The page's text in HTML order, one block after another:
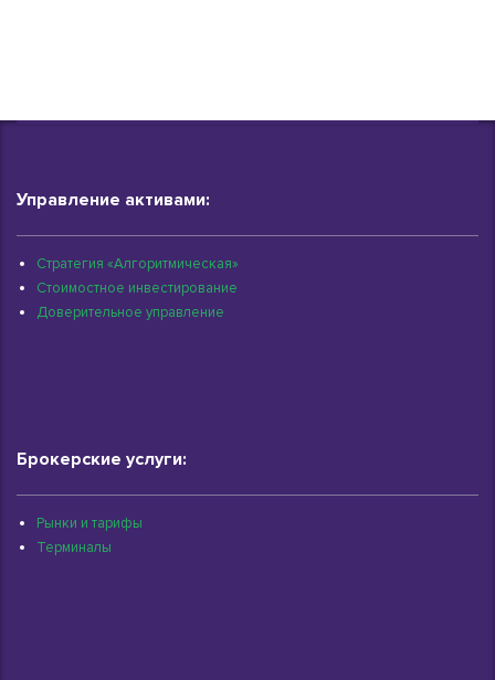
Управление активами:
Стратегия «Алгоритмическая»
Стоимостное инвестирование
Доверительное управление
Брокерские услуги:
Рынки и тарифы
Терминалы